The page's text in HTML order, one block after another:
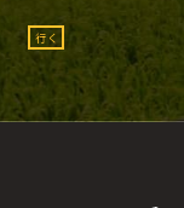
行く